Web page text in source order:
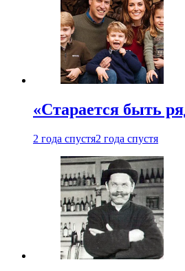
«Старается быть
2 года спустя2 года спустя